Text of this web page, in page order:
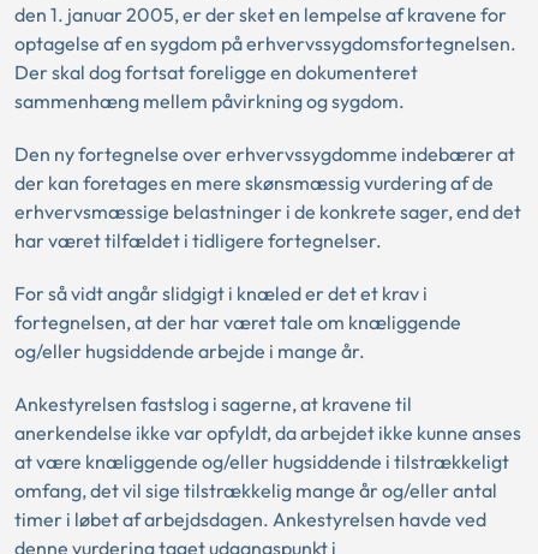
den 1. januar 2005, er der sket en lempelse af kravene for
optagelse af en sygdom på erhvervssygdomsfortegnelsen.
Der skal dog fortsat foreligge en dokumenteret
sammenhæng mellem påvirkning og sygdom.
Den ny fortegnelse over erhvervssygdomme indebærer at
der kan foretages en mere skønsmæssig vurdering af de
erhvervsmæssige belastninger i de konkrete sager, end det
har været tilfældet i tidligere fortegnelser.
For så vidt angår slidgigt i knæled er det et krav i
fortegnelsen, at der har været tale om knæliggende
og/eller hugsiddende arbejde i mange år.
Ankestyrelsen fastslog i sagerne, at kravene til
anerkendelse ikke var opfyldt, da arbejdet ikke kunne anses
at være knæliggende og/eller hugsiddende i tilstrækkeligt
omfang, det vil sige tilstrækkelig mange år og/eller antal
timer i løbet af arbejdsdagen. Ankestyrelsen havde ved
denne vurdering taget udgangspunkt i